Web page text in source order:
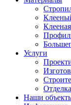
Услуги
Наши